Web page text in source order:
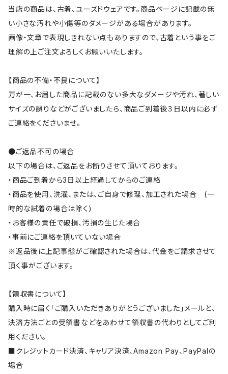
当店の商品は、古着、ユーズドウェアです。商品ページに記載の無
い小さな汚れや小傷等のダメージがある場合があります。
画像・文章で表現しきれない点もありますので、古着という事をご
理解の上ご注文よろしくお願いいたします。
【商品の不備・不良について】
万が一、お届した商品に記載のない多大なダメージや汚れ、著しい
サイズの誤りなどがございましたら、商品ご到着後３日以内に必ず
ご連絡をくださいませ。
●ご返品不可の場合
以下の場合は、ご返品をお断りさせて頂いております。
・商品ご到着から3日以上経過してからのご連絡
・商品を使用、洗濯、または、ご自身で修理、加工された場合 (一
時的な試着の場合は除く)
・お客様の責任で破損、汚損の生じた場合
・事前にご連絡を頂いていない場合
※返品後に上記事態がご確認された場合は、代金をご請求させて
頂く事がございます。
【領収書について】
購入時に届く「ご購入いただきありがとうございました」メールと、
決済方法ごとの受領書などをあわせて領収書の代わりとしてご利
用ください。
■クレジットカード決済、キャリア決済、Amazon Pay、PayPalの
場合